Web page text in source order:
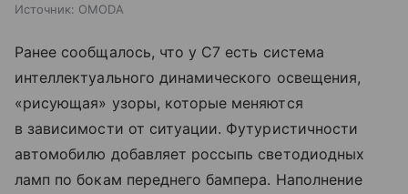
Источник: OMODA
Ранее сообщалось, что у C7 есть система
интеллектуального динамического освещения,
«рисующая» узоры, которые меняются
в зависимости от ситуации. Футуристичности
автомобилю добавляет россыпь светодиодных
ламп по бокам переднего бампера. Наполнение